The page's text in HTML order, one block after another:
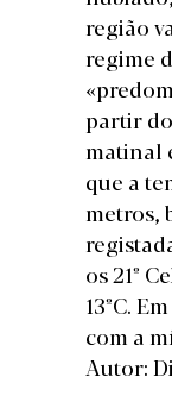
região
regime
partir
matinal
que a
metros,
os 21º
13ºC.
com a
Autor: